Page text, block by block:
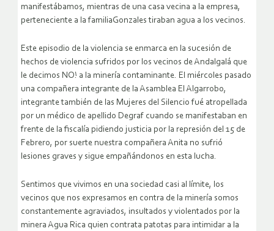
manifestábamos, mientras de una casa vecina a la empresa,
perteneciente a la familiaGonzales tiraban agua a los vecinos.
Este episodio de la violencia se enmarca en la sucesión de
hechos de violencia sufridos por los vecinos de Andalgalá que
le decimos NO! a la minería contaminante. El miércoles pasado
una compañera integrante de la Asamblea El Algarrobo,
integrante también de las Mujeres del Silencio fué atropellada
por un médico de apellido Degraf cuando se manifestaban en
frente de la fiscalía pidiendo justicia por la represión del 15 de
Febrero, por suerte nuestra compañera Anita no sufrió
lesiones graves y sigue empañándonos en esta lucha.
Sentimos que vivimos en una sociedad casi al límite, los
vecinos que nos expresamos en contra de la minería somos
constantemente agraviados, insultados y violentados por la
minera Agua Rica quien contrata patotas para intimidar a la